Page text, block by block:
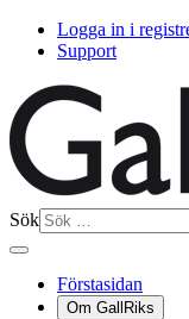
Logga in i
Support
Sök
Förstasidan
Om GallRiks